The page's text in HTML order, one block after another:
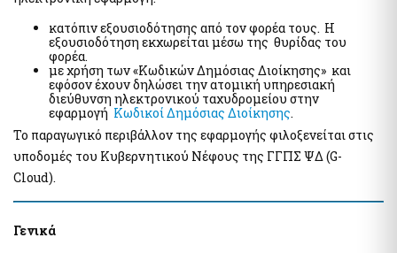
πρόσβαση σε εξειδικευμένα πληροφοριακά συστήματα του
δημοσίου
Μητρώο Ανθρώπινου Δυναμικού Ελληνικού Δημοσίου
Κωδικοί Δημόσιας Διοίκησης
Μητρώο Πιστοποιημένων Εκτιμητών Δημοσίου
Σύνοψη Μητρώου Δεσμεύσεων
Ψηφιακές Υπογραφές
Ηλεκτρονική Διακίνηση Εγγράφων και Ψηφιακές Υπογραφές
Εθνικό Μητρώο Ζώων Συντροφιάς (Ε.Μ.Ζ.Σ.)
Ψηφιακό Μητρώο Λεσχών Μελών Φιλάθλων
Φύλλα Υπολογισμού ΑΠΑΑ
Εκτιμήσεις Τιμών Ζώνης ΑΠΑΑ
Μητρώο Αξιών Μεταβιβάσεων Ακινήτων
Πλατφόρμα δήλωσης διόρθωσης τ.μ. ακινήτων προς τους ΟΤΑ
Προστασία Κύριας Κατοικίας πληγέντων Κορωνοιού
Υπηρεσίες ΑΑΔΕ
Επιδόματα / Παροχές
κατόπιν εξουσιοδότησης από τον φορέα τους. Η
εξουσιοδότηση εκχωρείται μέσω της θυρίδας του
φορέα.
με χρήση των «Κωδικών Δημόσιας Διοίκησης» και
εφόσον έχουν δηλώσει την ατομική υπηρεσιακή
διεύθυνση ηλεκτρονικού ταχυδρομείου στην
εφαρμογή Κωδικοί Δημόσιας Διοίκησης.
Το παραγωγικό περιβάλλον της εφαρμογής φιλοξενείται στις
υποδομές του Κυβερνητικού Νέφους της ΓΓΠΣ ΨΔ (G-
Cloud).
Γενικά